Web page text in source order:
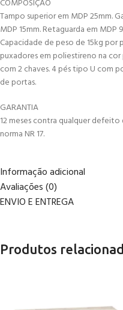
COMPOSIÇÃO
Tampo superior em MDP 25mm.
MDP 15mm. Retaguarda em MDP
Capacidade de peso de 15kg por
puxadores em poliestireno na
com 2 chaves. 4 pés tipo U com
de portas.
GARANTIA
12 meses contra qualquer
norma NR 17.
Informação adicional
Avaliações (0)
ENVIO E ENTREGA
Produtos